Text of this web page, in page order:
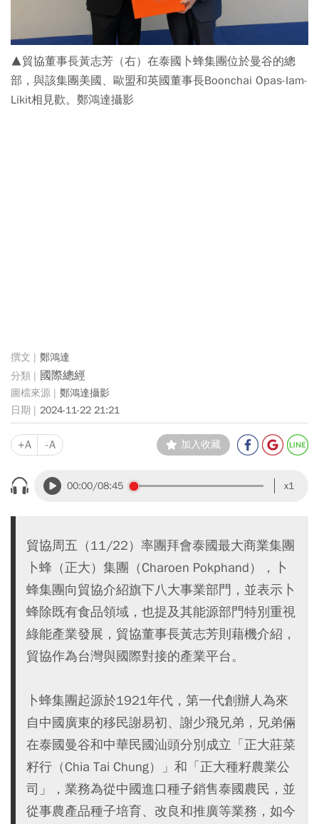
▲貿協董事長黃志芳（右）在泰國卜蜂集團位於曼谷的總
部，與該集團美國、歐盟和英國董事長Boonchai Opas-Iam-
Likit相見歡。鄭鴻達攝影
鄭鴻達
國際總經
鄭鴻達攝影
2024-11-22 21:21
+A -A 加入收藏
00:00/08:45 x1
貿協周五（11/22）率團拜會泰國最大商業集團
卜蜂（正大）集團（Charoen Pokphand），卜
蜂集團向貿協介紹旗下八大事業部門，並表示卜
蜂除既有食品領域，也提及其能源部門特別重視
綠能產業發展，貿協董事長黃志芳則藉機介紹，
貿協作為台灣與國際對接的產業平台。
卜蜂集團起源於1921年代，第一代創辦人為來
自中國廣東的移民謝易初、謝少飛兄弟，兄弟倆
在泰國曼谷和中華民國汕頭分別成立「正大莊菜
籽行（Chia Tai Chung）」和「正大種籽農業公
司」，業務為從中國進口種子銷售泰國農民，並
從事農產品種子培育、改良和推廣等業務，如今